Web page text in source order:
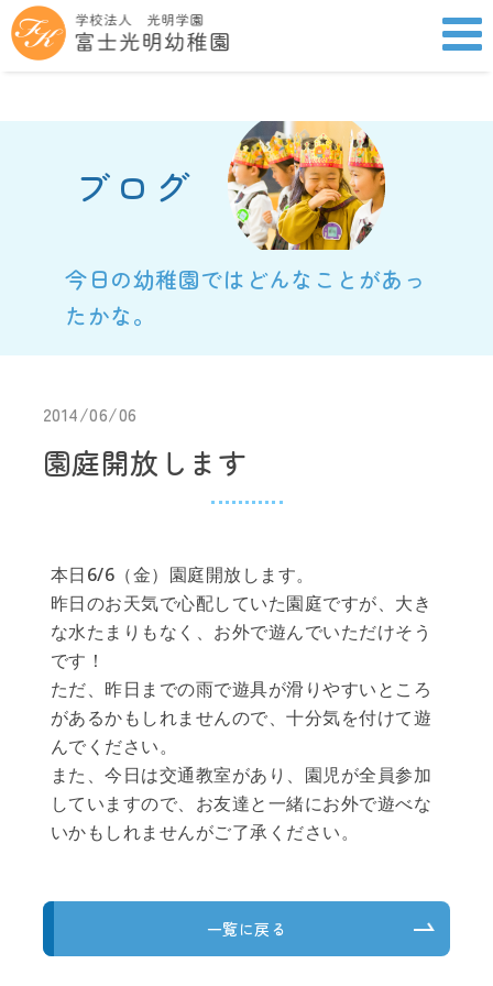
ブログ
今日の幼稚園ではどんなことがあっ
たかな。
2014/06/06
園庭開放します
本日6/6（金）園庭開放します。
昨日のお天気で心配していた園庭ですが、大き
な水たまりもなく、お外で遊んでいただけそう
です！
ただ、昨日までの雨で遊具が滑りやすいところ
があるかもしれませんので、十分気を付けて遊
んでください。
また、今日は交通教室があり、園児が全員参加
していますので、お友達と一緒にお外で遊べな
いかもしれませんがご了承ください。
一覧に戻る